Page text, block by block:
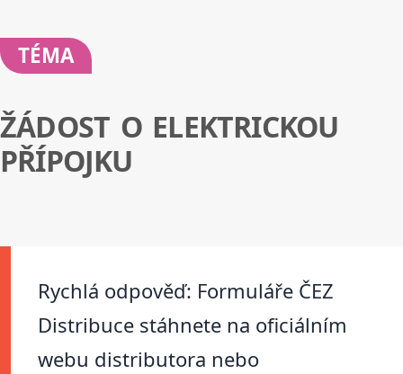
TÉMA
ŽÁDOST O ELEKTRICKOU
PŘÍPOJKU
Rychlá odpověď: Formuláře ČEZ
Distribuce stáhnete na oficiálním
webu distributora nebo